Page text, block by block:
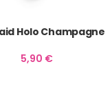
Holo Champagne
5,90 €